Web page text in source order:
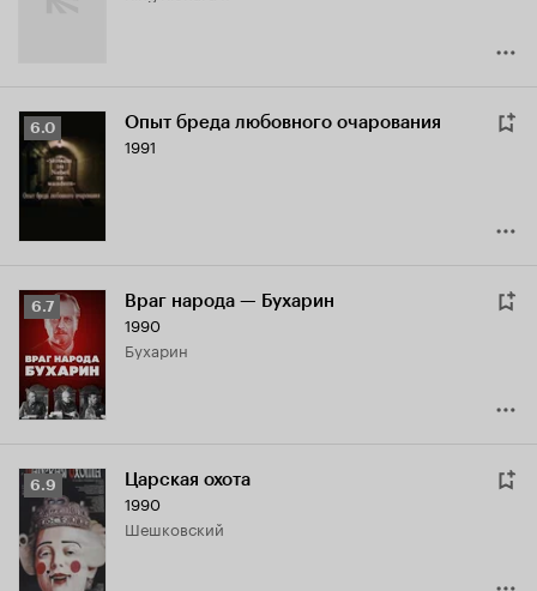
Рейтинг
Кинопоиска
6.0
6.0 Опыт бреда любовного очарования
1991
Рейтинг
Кинопоиска
6.7
6.7 Враг народа — Бухарин
1990
Бухарин
Рейтинг
Кинопоиска
6.9
6.9 Царская охота
1990
Шешковский